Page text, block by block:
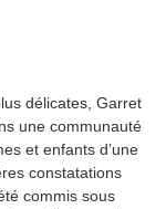
délicates, Garret
une communauté
et enfants d’une
constatations
commis sous